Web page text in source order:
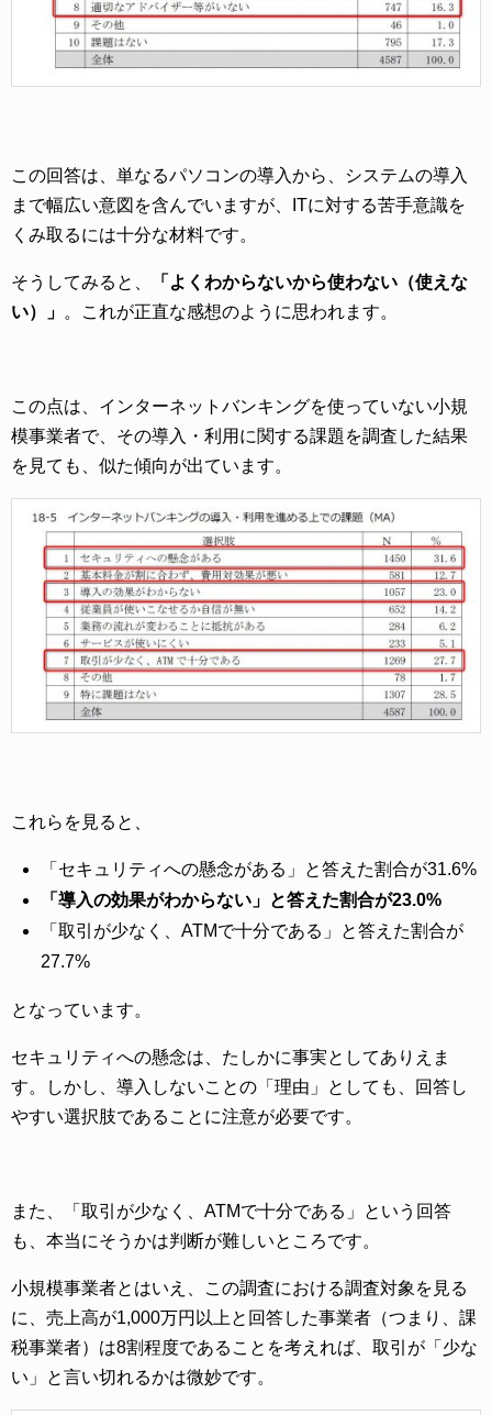
この回答は、単なるパソコンの導入から、システムの導入
まで幅広い意図を含んでいますが、ITに対する苦手意識を
くみ取るには十分な材料です。
そうしてみると、
「よくわからないから使わない（使えな
い）」 。これが正直な感想のように思われます。
この点は、インターネットバンキングを使っていない小規
模事業者で、その導入・利用に関する課題を調査した結果
を見ても、似た傾向が出ています。
これらを見ると、
「セキュリティへの懸念がある」と答えた割合が31.6%
「導入の効果がわからない」と答えた割合が23.0%
「取引が少なく、ATMで十分である」と答えた割合が
27.7%
となっています。
セキュリティへの懸念は、たしかに事実としてありえま
す。しかし、導入しないことの「理由」としても、回答し
やすい選択肢であることに注意が必要です。
また、「取引が少なく、ATMで十分である」という回答
も、本当にそうかは判断が難しいところです。
小規模事業者とはいえ、この調査における調査対象を見る
に、売上高が1,000万円以上と回答した事業者（つまり、課
税事業者）は8割程度であることを考えれば、取引が「少な
い」と言い切れるかは微妙です。